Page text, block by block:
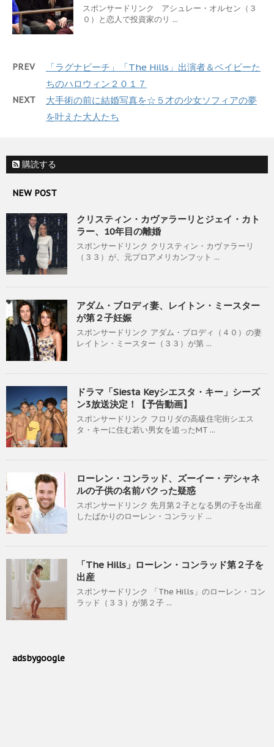
スポンサードリンク アシュレー・オルセン（３
０）と恋人で投資家のリ ...
PREV
「ラグナビーチ」「The Hills」出演者＆ベイビーた
ちのハロウィン２０１７
NEXT
大手術の前に結婚写真を☆５才の少女ソフィアの夢
を叶えた大人たち
購読する
NEW POST
クリスティン・カヴァラーリとジェイ・カト
ラー、10年目の離婚
スポンサードリンク クリスティン・カヴァラーリ
（３３）が、元プロアメリカンフット ...
アダム・ブロディ妻、レイトン・ミースター
が第２子妊娠
スポンサードリンク アダム・ブロディ（４０）の妻
レイトン・ミースター（３３）が第 ...
ドラマ「Siesta Keyシエスタ・キー」シーズ
ン3放送決定！【予告動画】
スポンサードリンク フロリダの高級住宅街シエス
タ・キーに住む若い男女を追ったMT ...
ローレン・コンラッド、ズーイー・デシャネ
ルの子供の名前パクった疑惑
スポンサードリンク 先月第２子となる男の子を出産
したばかりのローレン・コンラッド ...
「The Hills」ローレン・コンラッド第２子を
出産
スポンサードリンク 「The Hills」のローレン・コン
ラッド（３３）が第２子 ...
adsbygoogle